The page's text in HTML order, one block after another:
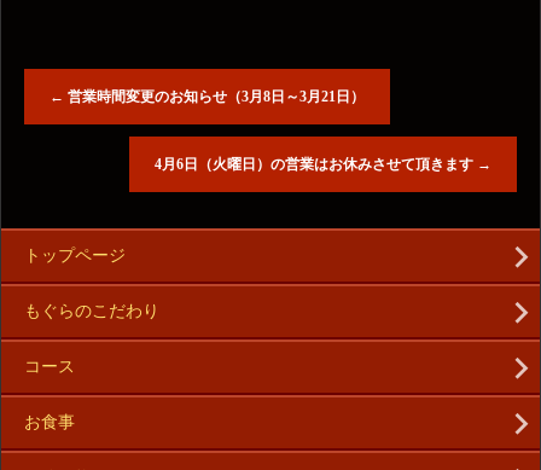
← 営業時間変更のお知らせ（3月8日～3月21日）
4月6日（火曜日）の営業はお休みさせて頂きます →
トップページ
もぐらのこだわり
コース
お食事